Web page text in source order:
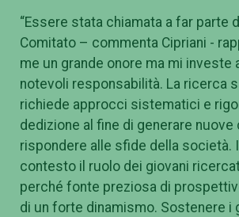
“Essere stata chiamata a far parte
Comitato – commenta Cipriani -
me un grande onore ma mi investe
notevoli responsabilità. La ricerca
richiede approcci sistematici e
dedizione al fine di generare
rispondere alle sfide della società.
contesto il ruolo dei giovani
perché fonte preziosa di
di un forte dinamismo. Sostenere i